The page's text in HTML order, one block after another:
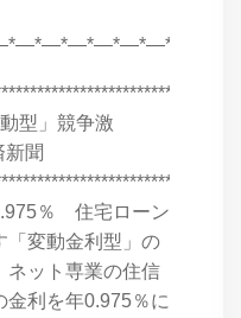
型」競争激
聞
％ 住宅ローン
「変動金利型」の
ネット専業の住信
金利を年0.975％に